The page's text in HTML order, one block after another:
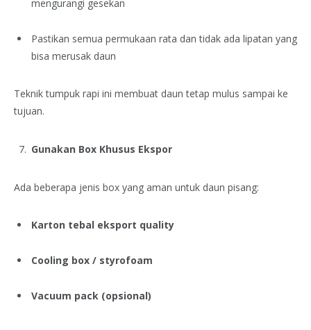
mengurangi gesekan
Pastikan semua permukaan rata dan tidak ada lipatan yang
bisa merusak daun
Teknik tumpuk rapi ini membuat daun tetap mulus sampai ke
tujuan.
Gunakan Box Khusus Ekspor
Ada beberapa jenis box yang aman untuk daun pisang:
Karton tebal eksport quality
Cooling box / styrofoam
Vacuum pack (opsional)